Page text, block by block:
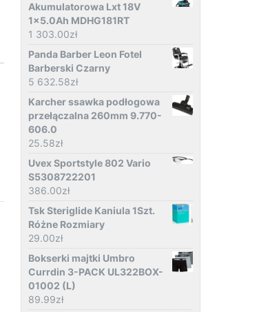
Akumulatorowa Lxt 18V
1x5.0Ah MDHG181RT
1 303.00zł
Panda Barber Leon Fotel
Barberski Czarny
5 632.58zł
Karcher ssawka podłogowa
przełączalna 260mm 9.770-
606.0
25.58zł
Uvex Sportstyle 802 Vario
S5308722201
386.00zł
Tsk Steriglide Kaniula 1Szt.
Różne Rozmiary
29.00zł
Bokserki majtki Umbro
Currdin 3-PACK UL322BOX-
01002 (L)
89.99zł